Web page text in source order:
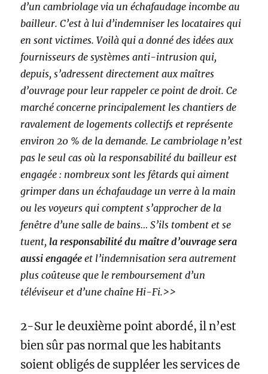
d’un cambriolage via un échafaudage incombe au
bailleur. C’est à lui d’indemniser les locataires qui
en sont victimes. Voilà qui a donné des idées aux
fournisseurs de systèmes anti-intrusion qui,
depuis, s’adressent directement aux maîtres
d’ouvrage pour leur rappeler ce point de droit. Ce
marché concerne principalement les chantiers de
ravalement de logements collectifs et représente
environ 20 % de la demande. Le cambriolage n’est
pas le seul cas où la responsabilité du bailleur est
engagée : nombreux sont les fêtards qui aiment
grimper dans un échafaudage un verre à la main
ou les voyeurs qui comptent s’approcher de la
fenêtre d’une salle de bains… S’ils tombent et se
tuent, la responsabilité du maître d’ouvrage sera
aussi engagée et l’indemnisation sera autrement
plus coûteuse que le remboursement d’un
téléviseur et d’une chaîne Hi-Fi.>>
2-Sur le deuxième point abordé, il n’est
bien sûr pas normal que les habitants
soient obligés de suppléer les services de